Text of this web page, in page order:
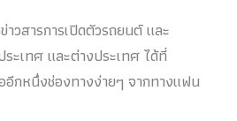
วสารการเปิดตัวรถยนต์ และ
ะเทศ และต่างประเทศ ได้ที่
กหนึ่งช่องทางง่ายๆ จากทางแฟน